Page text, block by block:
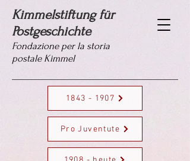
Kimmelstiftung für
Postgeschichte
Fondazione per la storia
postale Kimmel
1843 - 1907
Pro Juventute